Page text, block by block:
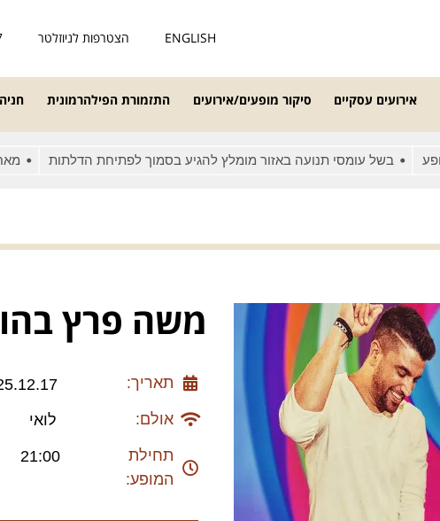
ENGLISH הצטרפות לניוזלטר
אירועים עסקיים סיקור מופעים/אירועים התזמורת הפילהרמונית חניה
בשל עומסי תנועה באזור מומלץ להגיע בסמוך לפתיחת הדלתות מאחרים/
משה פרץ
תאריך:
אולם:
לואי
תחילת
המופע:
21:00